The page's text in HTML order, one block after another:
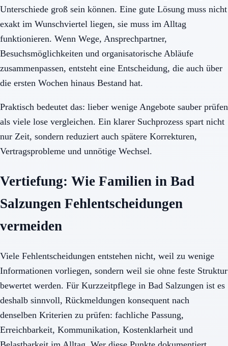
Unterschiede groß sein können. Eine gute Lösung muss nicht
exakt im Wunschviertel liegen, sie muss im Alltag
funktionieren. Wenn Wege, Ansprechpartner,
Besuchsmöglichkeiten und organisatorische Abläufe
zusammenpassen, entsteht eine Entscheidung, die auch über
die ersten Wochen hinaus Bestand hat.
Praktisch bedeutet das: lieber wenige Angebote sauber prüfen
als viele lose vergleichen. Ein klarer Suchprozess spart nicht
nur Zeit, sondern reduziert auch spätere Korrekturen,
Vertragsprobleme und unnötige Wechsel.
Vertiefung: Wie Familien in Bad
Salzungen Fehlentscheidungen
vermeiden
Viele Fehlentscheidungen entstehen nicht, weil zu wenige
Informationen vorliegen, sondern weil sie ohne feste Struktur
bewertet werden. Für Kurzzeitpflege in Bad Salzungen ist es
deshalb sinnvoll, Rückmeldungen konsequent nach
denselben Kriterien zu prüfen: fachliche Passung,
Erreichbarkeit, Kommunikation, Kostenklarheit und